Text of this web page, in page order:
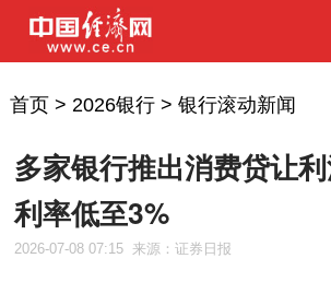
首页> 2026银行> 银行滚动新闻
多家银行推出消费贷让
利率低至3%
2026-07-08 07:15 来源：证券日报